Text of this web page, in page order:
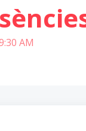
AM